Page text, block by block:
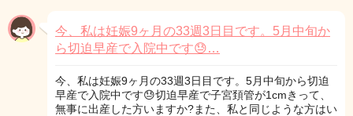
今、私は妊娠9ヶ月の33週3日目です。5月中旬か
ら切迫早産で入院中です😓…
今、私は妊娠9ヶ月の33週3日目です。5月中旬から切迫
早産で入院中です😓切迫早産で子宮頚管が1cmきって、
無事に出産した方いますか?また、私と同じような方はい